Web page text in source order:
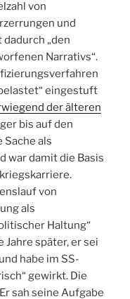
von
und
„den
Narrativs“.
eingestuft
der älteren
bis auf den
Sache als
war damit die Basis
von
als
Haltung“
später, er sei
habe im SS-
gewirkt. Die
sah seine Aufgabe